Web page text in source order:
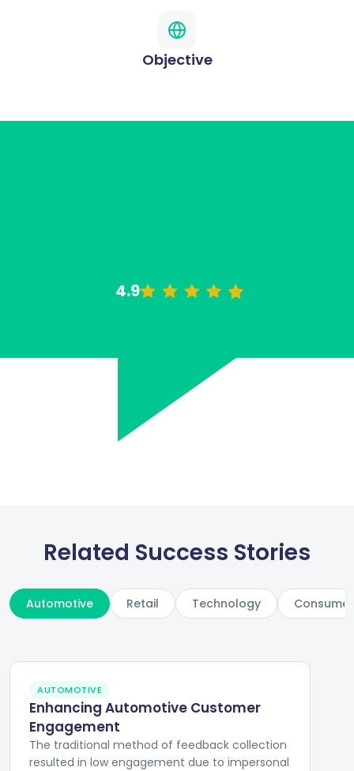
Objective
4.9
Related Success Stories
Automotive Retail Technology
AUTOMOTIVE
Enhancing Automotive Customer
Engagement
The traditional method of feedback collection
resulted in low engagement due to impersonal